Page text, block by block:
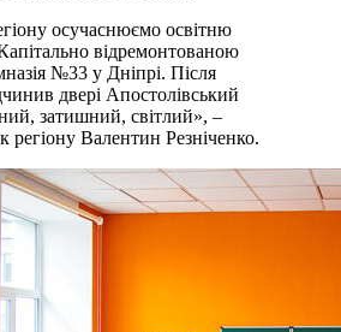
осучаснюємо освітню
відремонтованою
№33 у Дніпрі. Після
двері Апостолівський
затишний, світлий», –
регіону Валентин Резніченко.